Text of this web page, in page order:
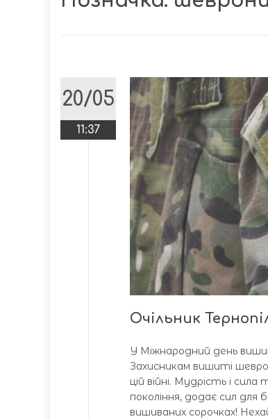
20/05
11:37
Очільник
У Міжнародний день
Захисникам вишиті
цій війні. Мудрість і
покоління, додає сил для
вишиваних сорочках!